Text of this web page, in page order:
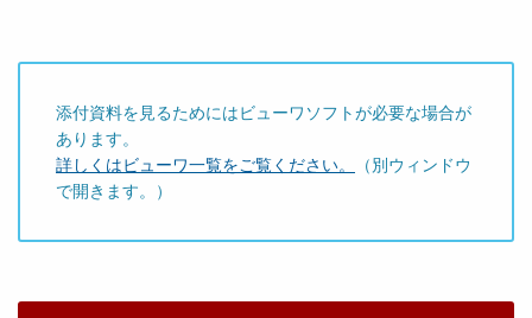
添付資料を見るためにはビューワソフトが必要な場合が
あります。
詳しくはビューワ一覧をご覧ください。
（別ウィンドウ
で開きます。）